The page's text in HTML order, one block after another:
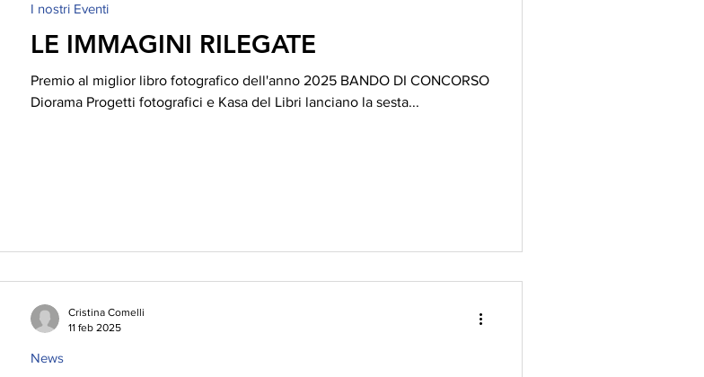
LE IMMAGINI RILEGATE
Premio al miglior libro fotografico dell'anno 2025 BANDO DI CONCORSO
Diorama Progetti fotografici e Kasa del Libri lanciano la sesta...
I nostri Eventi
News
Cristina Comelli
11 feb 2025